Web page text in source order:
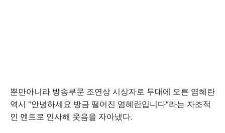
뿐만아니라 방송부문 조연상 시상자로 무대에 오른 염혜란
역시 "안녕하세요 방금 떨어진 염혜란입니다"라는 자조적
인 멘트로 인사해 웃음을 자아냈다.